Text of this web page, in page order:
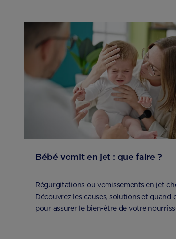
Bébé vomit en jet : que faire ?
Régurgitations ou vomissements en jet
Découvrez les causes, solutions et quand
pour assurer le bien-être de votre